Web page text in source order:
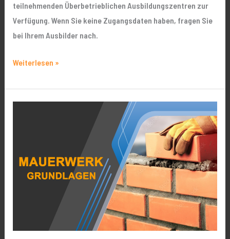
teilnehmenden Überbetrieblichen Ausbildungszentren zur
Verfügung. Wenn Sie keine Zugangsdaten haben, fragen Sie
bei Ihrem Ausbilder nach.
Weiterlesen »